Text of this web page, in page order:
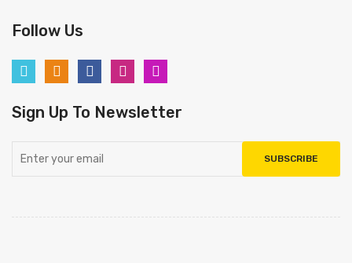
Follow Us
Sign Up To Newsletter
SUBSCRIBE